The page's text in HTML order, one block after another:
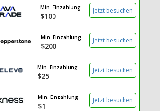
Min. Einzahlung
$100
Jetzt besuchen
Min. Einzahlung
$200
Jetzt besuchen
Min. Einzahlung
$25
Jetzt besuchen
Min. Einzahlung
$1
Jetzt besuchen